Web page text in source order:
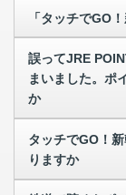
「タッチでGO
誤ってJRE
まいました。ポ
か
タッチでGO！
りますか